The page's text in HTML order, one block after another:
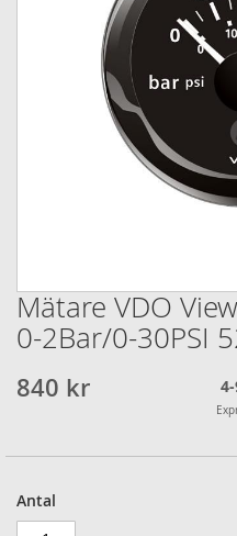
Mätare VDO
0-2Bar/0-30PSI
840 kr
Antal
Hoppa
till
början
bildgalleriet